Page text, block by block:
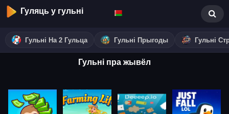
Гуляць у гульні
Гульні На 2 Гульца Гульні Прыгоды Гульні
Гульні пра жывёл